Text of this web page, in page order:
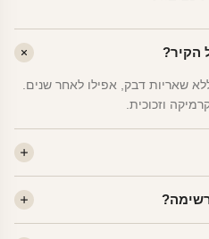
הקיר?
שאריות דבק, אפילו לאחר שנים.
וזכוכית.